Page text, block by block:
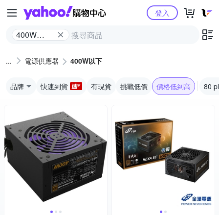
Yahoo購物中心
400W以
登入
電源供應器 400W以下
品牌 快速到貨 有現貨 挑戰低價 價格低到高 80